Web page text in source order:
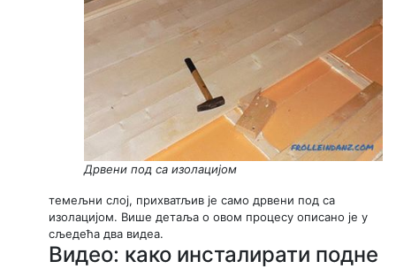
Дрвени под са изолацијом
темељни слој, прихватљив је само дрвени под са
изолацијом. Више детаља о овом процесу описано је у
сљедећа два видеа.
Видео: како инсталирати подне